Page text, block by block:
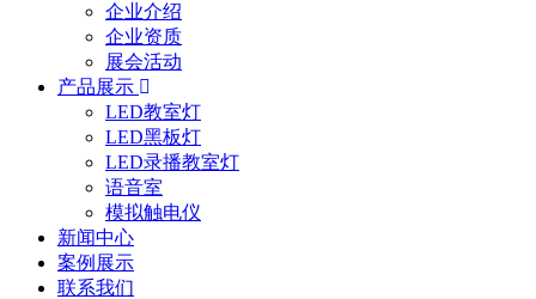
企业介绍
企业资质
展会活动
产品展示
LED教室灯
LED黑板灯
LED录播教室灯
语音室
模拟触电仪
新闻中心
案例展示
联系我们